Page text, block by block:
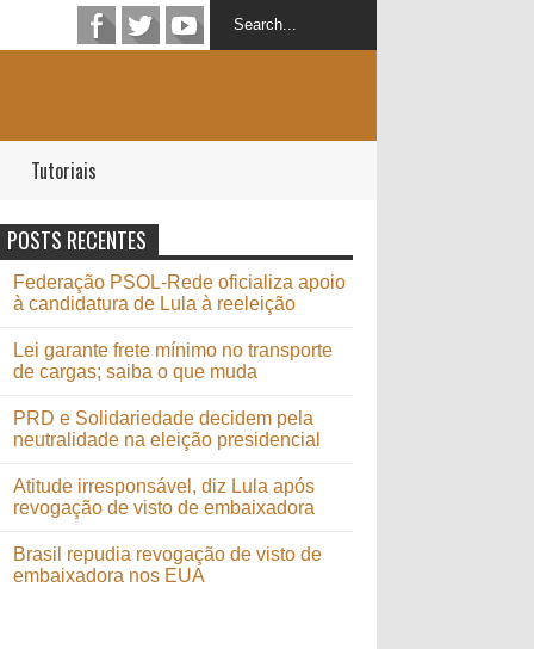
Tutoriais
POSTS RECENTES
Federação PSOL-Rede oficializa apoio
à candidatura de Lula à reeleição
Lei garante frete mínimo no transporte
de cargas; saiba o que muda
PRD e Solidariedade decidem pela
neutralidade na eleição presidencial
Atitude irresponsável, diz Lula após
revogação de visto de embaixadora
Brasil repudia revogação de visto de
embaixadora nos EUA